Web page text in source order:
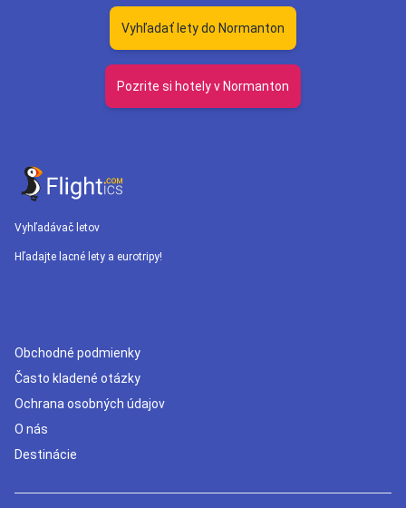
Vyhľadať lety do Normanton
Pozrite si hotely v Normanton
Vyhľadávač letov
Hľadajte lacné lety a eurotripy!
Obchodné podmienky
Často kladené otázky
Ochrana osobných údajov
O nás
Destinácie